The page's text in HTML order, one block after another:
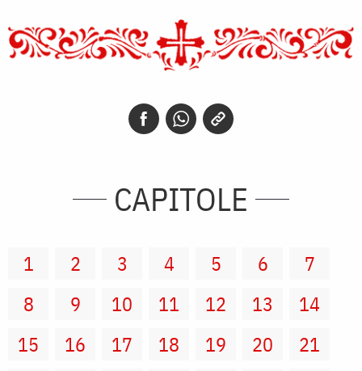
CAPITOLE
1 2 3 4 5 6
7
8
9 10 11 12 13
14
15
16 17 18 19 20
21